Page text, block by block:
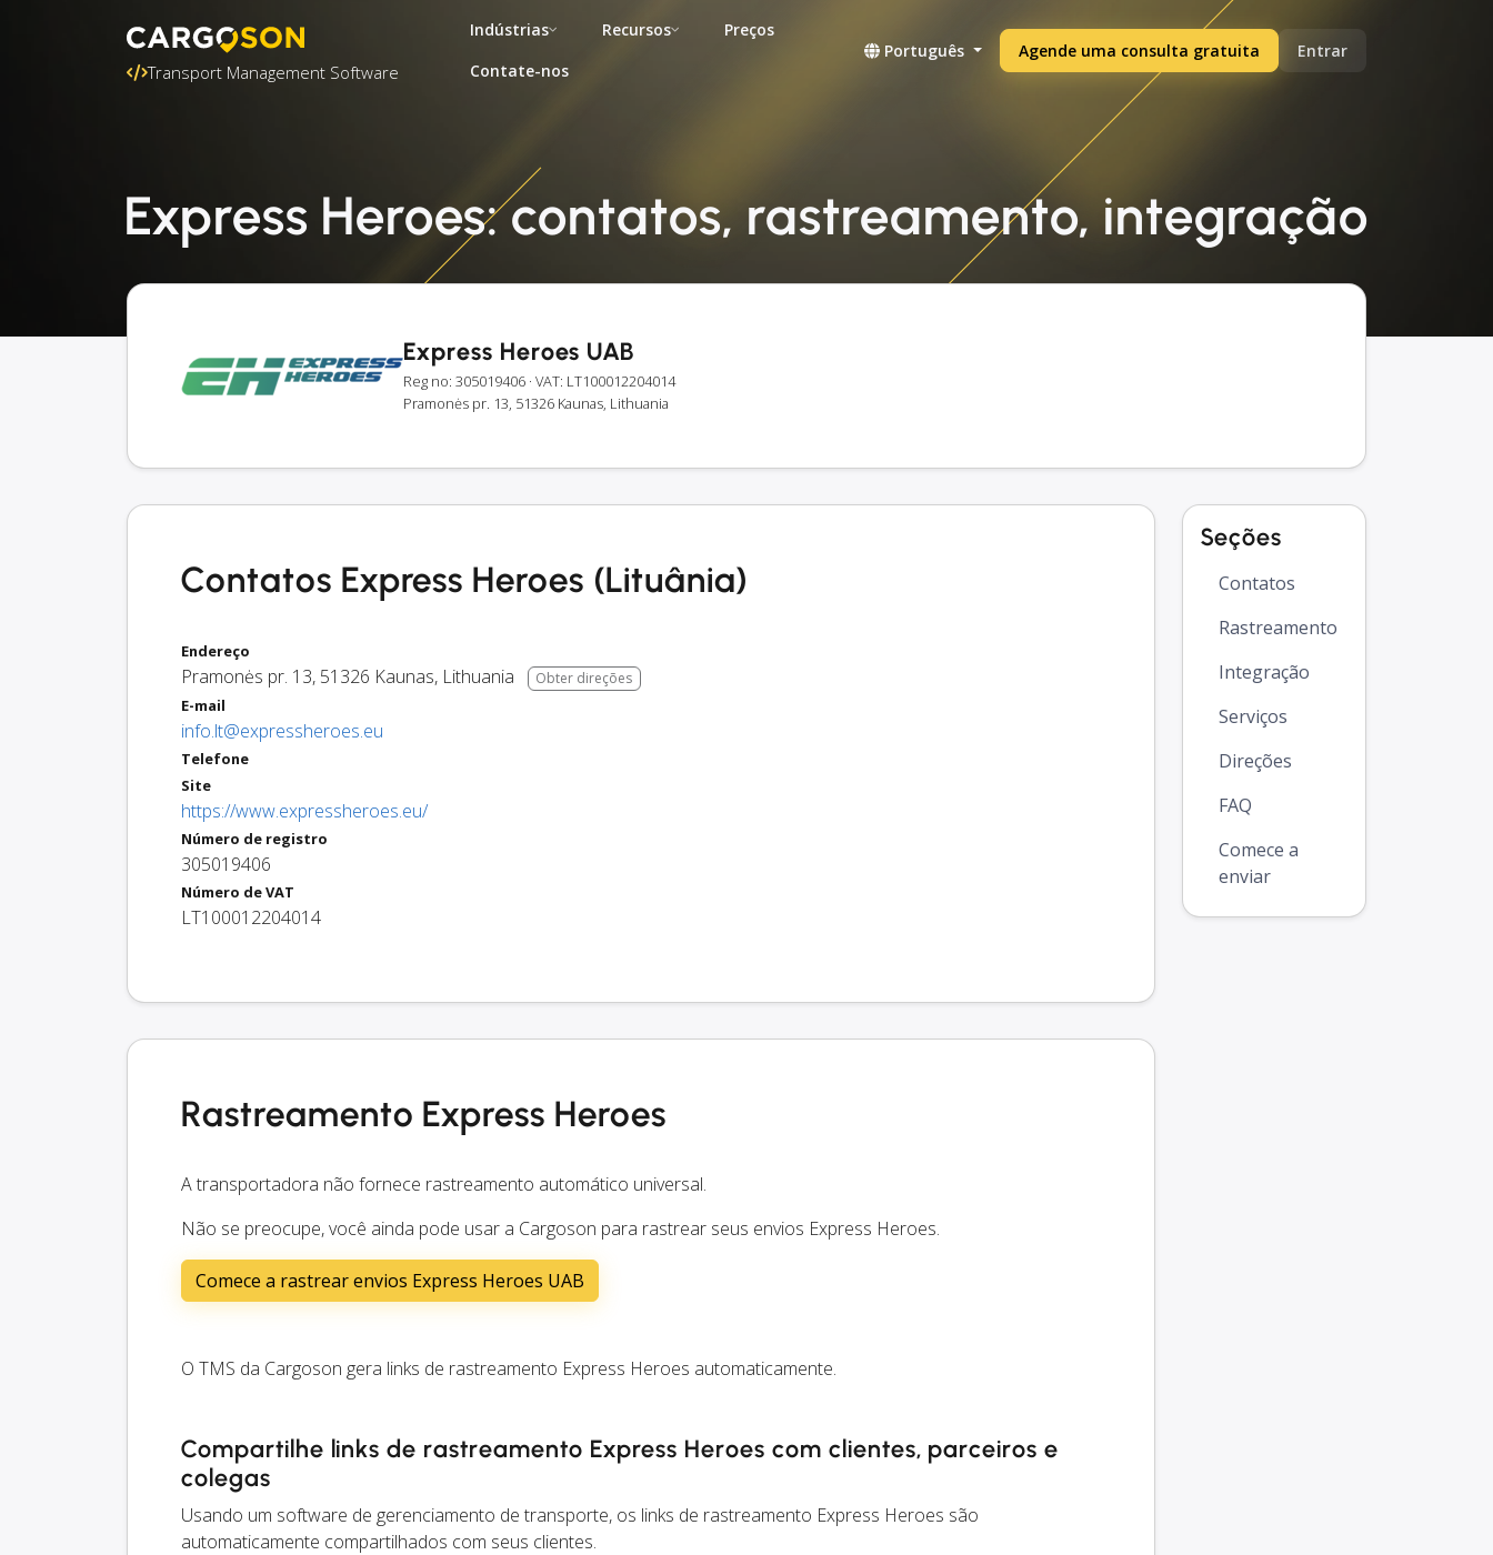
Transport Management Software
Indústrias Recursos
Preços
Contate-nos
Português Agende uma consulta gratuita Entrar
Express Heroes: contatos, rastreamento, integração
Express Heroes UAB
Reg no: 305019406 · VAT: LT100012204014
Pramonės pr. 13, 51326 Kaunas, Lithuania
Contatos Express Heroes (Lituânia)
Endereço
Pramonės pr. 13, 51326 Kaunas, Lithuania Obter direções
E-mail
info.lt@expressheroes.eu
Telefone
Site
https://www.expressheroes.eu/
Número de registro
305019406
Número de VAT
LT100012204014
Rastreamento Express Heroes
A transportadora não fornece rastreamento automático universal.
Não se preocupe, você ainda pode usar a Cargoson para rastrear seus envios Express Heroes.
Comece a rastrear envios Express Heroes UAB
O TMS da Cargoson gera links de rastreamento Express Heroes automaticamente.
Compartilhe links de rastreamento Express Heroes com clientes, parceiros e
colegas
Usando um software de gerenciamento de transporte, os links de rastreamento Express Heroes são
automaticamente compartilhados com seus clientes.
Seções
Contatos
Rastreamento
Integração
Serviços
Direções
FAQ
Comece a
enviar